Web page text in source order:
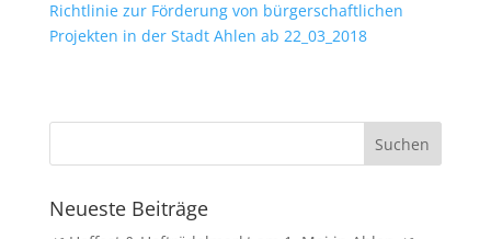
Richtlinie zur Förderung von bürgerschaftlichen
Projekten in der Stadt Ahlen ab 22_03_2018
Neueste Beiträge